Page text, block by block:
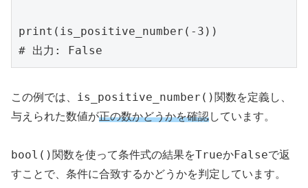
print(is_positive_number(-3))
この例では、 is_positive_number() 関数を定義し、
与えられた数値が正の数かどうかを確認しています。
bool() 関数を使って条件式の結果をTrueかFalseで返
すことで、条件に合致するかどうかを判定しています。